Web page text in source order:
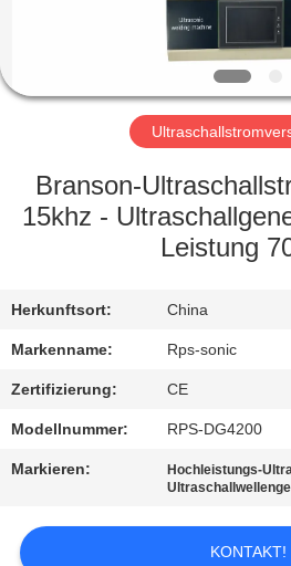
FABRIK-
AUSFLUG
SIE
MIT
UNS
IN
VERBINDUNG
NACHRICHTEN
Branson-
15khz -
Leistung
Herkunftsort: China
Markenname: Rps-sonic
Zertifizierung: CE
Modellnummer: RPS-DG4200
Markieren: Hochleistungs-
KONTAKT!